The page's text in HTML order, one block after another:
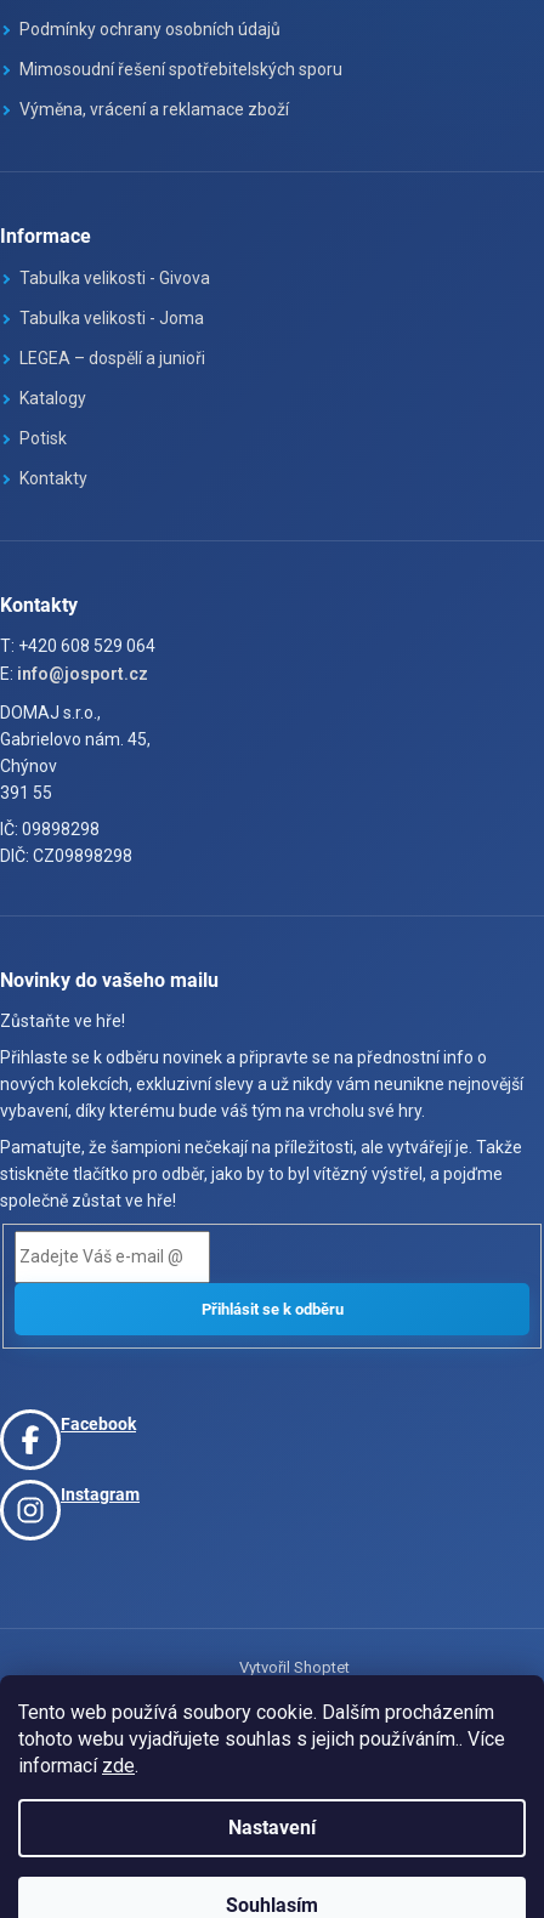
Tento web používá soubory cookie. Dalším procházením
tohoto webu vyjadřujete souhlas s jejich používáním.. Více
informací zde.
Nastavení
Souhlasím
Podmínky ochrany osobních údajů
Mimosoudní řešení spotřebitelských sporu
Výměna, vrácení a reklamace zboží
Informace
Tabulka velikosti - Givova
Tabulka velikosti - Joma
LEGEA – dospělí a junioři
Katalogy
Potisk
Kontakty
Kontakty
T: +420 608 529 064
E: info@josport.cz
DOMAJ s.r.o.,
Gabrielovo nám. 45,
Chýnov
391 55
IČ: 09898298
DIČ: CZ09898298
Novinky do vašeho mailu
Zůstaňte ve hře!
Přihlaste se k odběru novinek a připravte se na přednostní info o
nových kolekcích, exkluzivní slevy a už nikdy vám neunikne nejnovější
vybavení, díky kterému bude váš tým na vrcholu své hry.
Pamatujte, že šampioni nečekají na příležitosti, ale vytvářejí je. Takže
stiskněte tlačítko pro odběr, jako by to byl vítězný výstřel, a pojďme
společně zůstat ve hře!
Facebook
Instagram
Vytvořil Shoptet
Copyright 2026www.josport.cz. Všechna práva vyhrazena.